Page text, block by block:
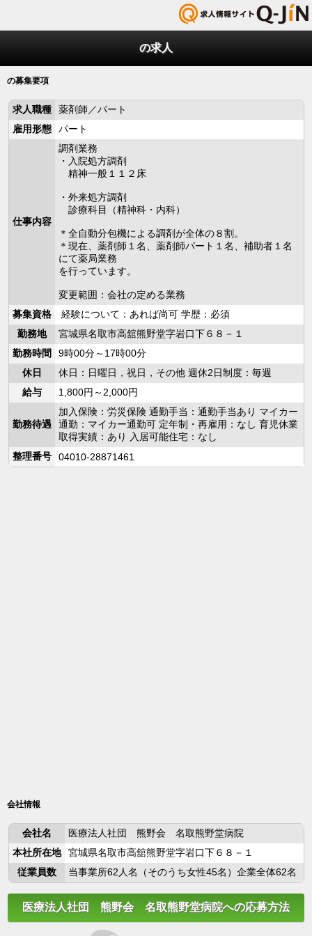
の求人
の募集要項
求人職種
薬剤師／パート
雇用形態
パート
仕事内容
調剤業務
・入院処方調剤
精神一般１１２床
・外来処方調剤
診療科目（精神科・内科）
＊全自動分包機による調剤が全体の８割。
＊現在、薬剤師１名、薬剤師パート１名、補助者１名
にて薬局業務
を行っています。
変更範囲：会社の定める業務
募集資格
経験について：あれば尚可 学歴：必須
勤務地
宮城県名取市高舘熊野堂字岩口下６８－１
勤務時間
9時00分～17時00分
休日
休日：日曜日，祝日，その他 週休2日制度：毎週
給与
1,800円～2,000円
勤務待遇
加入保険：労災保険 通勤手当：通勤手当あり マイカー
通勤：マイカー通勤可 定年制・再雇用：なし 育児休業
取得実績：あり 入居可能住宅：なし
整理番号
04010-28871461
会社情報
会社名
医療法人社団 熊野会 名取熊野堂病院
本社所在地
宮城県名取市高舘熊野堂字岩口下６８－１
従業員数
当事業所62人名（そのうち女性45名）企業全体62名
医療法人社団 熊野会 名取熊野堂病院への応募方法